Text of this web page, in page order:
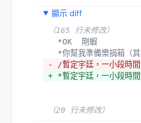
顯示 diff
（165 行未修改）
  *OK  剛蝦
*你幫我準備樂捐箱（
- /暫定宇廷，一小段時間
+ *暫定宇廷，一小段時間
（20 行未修改）